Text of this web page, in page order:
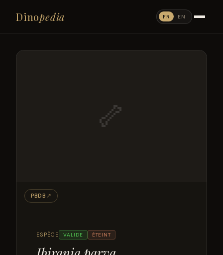
Dinopedia FR EN
ESPÈCE VALIDE ÉTEINT
🦴
PBDB ↗